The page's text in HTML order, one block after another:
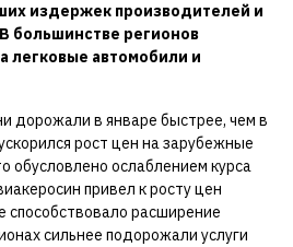
издержек производителей и
большинстве регионов
легковые автомобили и
дорожали в январе быстрее, чем в
рост цен на зарубежные
обусловлено ослаблением курса
привел к росту цен
способствовало расширение
сильнее подорожали услуги